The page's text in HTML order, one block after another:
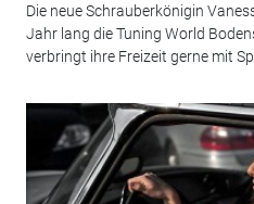
Die neue Schrauberkönigin
Jahr lang die Tuning World
verbringt ihre Freizeit gerne mit